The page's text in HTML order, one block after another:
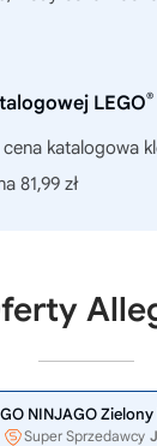
LEGO®
katalogowa
81,99 zł
Super Sprzedawcy